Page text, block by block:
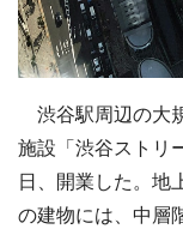
渋谷駅周辺の大
施設「渋谷ストリ
日、開業した。地
の建物には、中層